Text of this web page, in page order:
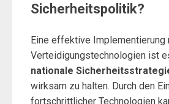
Sicherheitspolitik?
Eine effektive Implementierung
Verteidigungstechnologien ist
nationale
wirksam zu halten. Durch den
fortschrittlicher Technologien